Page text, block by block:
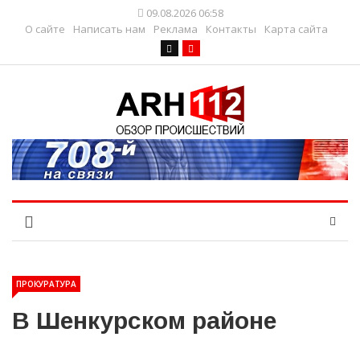
09.08.2026 06:58
О сайте
Написать нам Реклама Контакты Карта сайта
ПРОКУРАТУРА
В Шенкурском районе